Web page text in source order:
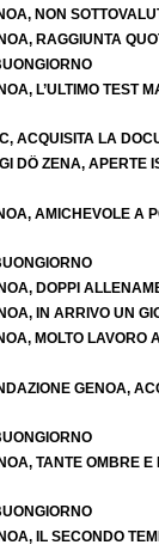
NON
RAGGIUNTA
L’ULTIMO TEST
ACQUISITA LA
DÖ ZENA, APERTE
AMICHEVOLE A
DOPPI
IN ARRIVO UN
MOLTO LAVORO
GENOA,
TANTE OMBRE
IL SECONDO